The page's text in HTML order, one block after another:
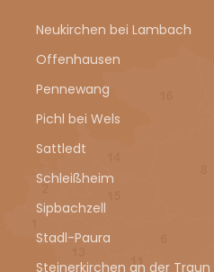
Neukirchen bei Lambach
Offenhausen
Pennewang
Pichl bei Wels
Sattledt
Schleißheim
Sipbachzell
Stadl-Paura
Steinerkirchen an der Traun